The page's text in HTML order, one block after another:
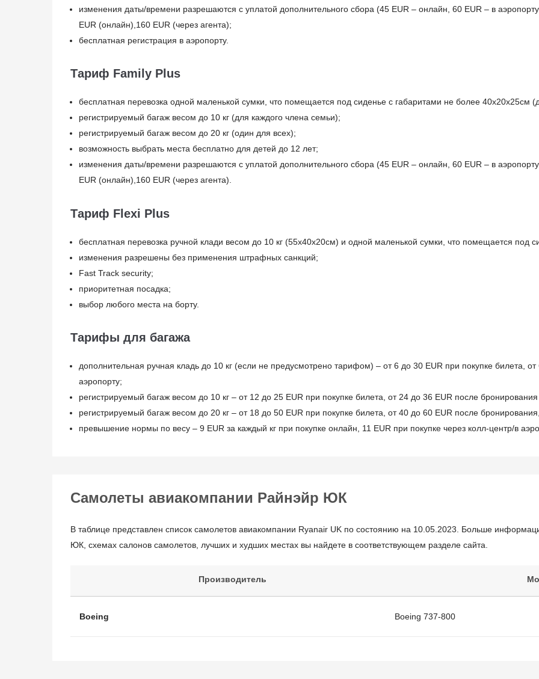
изменения даты/времени разрешаются с уплатой дополнительного сбора (45 EUR – онлайн, 60 EUR – в
EUR (онлайн),160 EUR (через агента);
бесплатная регистрация в аэропорту.
Тариф Family Plus
бесплатная перевозка одной маленькой сумки, что помещается под сиденье с габаритами не более 40x20x25см
регистрируемый багаж весом до 10 кг (для каждого члена семьи);
регистрируемый багаж весом до 20 кг (один для всех);
возможность выбрать места бесплатно для детей до 12 лет;
изменения даты/времени разрешаются с уплатой дополнительного сбора (45 EUR – онлайн, 60 EUR – в
EUR (онлайн),160 EUR (через агента).
Тариф Flexi Plus
бесплатная перевозка ручной клади весом до 10 кг (55x40x20см) и одной маленькой сумки, что помещается под
изменения разрешены без применения штрафных санкций;
Fast Track security;
приоритетная посадка;
выбор любого места на борту.
Тарифы для багажа
дополнительная ручная кладь до 10 кг (если не предусмотрено тарифом) – от 6 до 30 EUR при покупке билета,
аэропорту;
регистрируемый багаж весом до 10 кг – от 12 до 25 EUR при покупке билета, от 24 до 36 EUR после
регистрируемый багаж весом до 20 кг – от 18 до 50 EUR при покупке билета, от 40 до 60 EUR после
превышение нормы по весу – 9 EUR за каждый кг при покупке онлайн, 11 EUR при покупке через колл-центр/в
Самолеты авиакомпании Райнэйр ЮК
В таблице представлен список самолетов авиакомпании Ryanair UK по состоянию на 10.05.2023. Больше
ЮК, схемах салонов самолетов, лучших и худших местах вы найдете в соответствующем разделе сайта.
Производитель
Boeing Boeing 737-800